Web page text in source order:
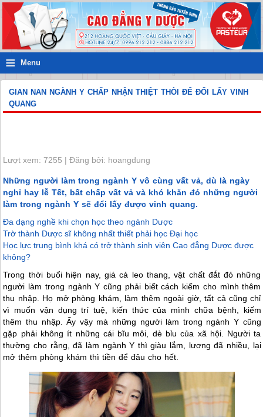
≡ Menu
GIAN NAN NGÀNH Y CHẤP NHẬN THIỆT THÒI ĐỂ ĐỔI LẤY VINH
QUANG
Lượt xem: 7255 | Đăng bởi: hoangdung
Những người làm trong ngành Y vô cùng vất vả, dù là ngày
nghỉ hay lễ Tết, bất chấp vất vả và khó khăn đó những người
làm trong ngành Y sẽ đổi lấy được vinh quang.
Đa dạng nghề khi chọn học theo ngành Dược
Trờ thành Dược sĩ không nhất thiết phải học Đại học
Học lực trung bình khá có trở thành sinh viên Cao đẳng Dược được
không?
Trong thời buổi hiện nay, giá cả leo thang, vật chất đắt đỏ những
người làm trong ngành Y cũng phải biết cách kiếm cho mình thêm
thu nhập. Họ mở phòng khám, làm thêm ngoài giờ, tất cả cũng chỉ
vì muốn vận dụng trí tuệ, kiến thức của mình chữa bệnh, kiếm
thêm thu nhập. Ấy vậy mà những người làm trong ngành Y cũng
gặp phải không ít những cái bĩu môi, dè bỉu của xã hội. Người ta
thường cho rằng, đã làm ngành Y thì giàu lắm, lương đã nhiều, lại
mở thêm phòng khám thì tiền để đâu cho hết.